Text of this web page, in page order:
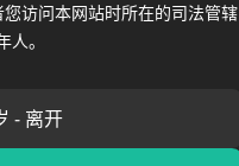
内马尔强势入选
豆黑料哥
访问本网站时所在的司法管辖
人。
- 离开